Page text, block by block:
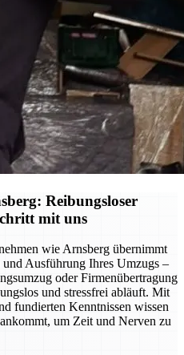
Reibungsloser
mit uns
wie Arnsberg übernimmt
Ausführung Ihres Umzugs –
oder Firmenübertragung
und stressfrei abläuft. Mit
fundierten Kenntnissen wissen
um Zeit und Nerven zu